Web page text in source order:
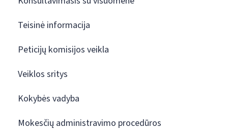
Teisinė informacija
Peticijų komisijos veikla
Veiklos sritys
Kokybės vadyba
Mokesčių administravimo procedūros